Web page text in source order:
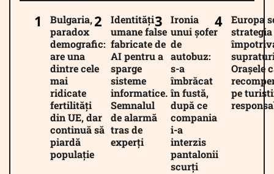
Bulgaria,
paradox
demografic:
are una
dintre cele
mai
ridicate
fertilități
din UE, dar
continuă să
piardă
populație
Identități
umane false
fabricate de
AI pentru a
sparge
sisteme
informatice.
Semnalul
de alarmă
tras de
experți
Ironia
unui șofer
de
autobuz:
s-a
îmbrăcat
în fustă,
după ce
compania
i-a
interzis
pantalonii
scurți
Europa
strategia
Orașele
pe